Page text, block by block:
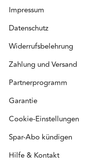
Impressum
Datenschutz
Widerrufsbelehrung
Zahlung und Versand
Partnerprogramm
Garantie
Cookie-Einstellungen
Spar-Abo kündigen
Hilfe & Kontakt